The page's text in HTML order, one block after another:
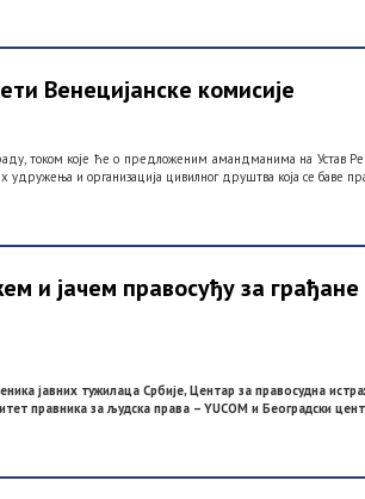
Венецијанске комисије
током које ће о предложеним амандманима на Устав
удружења и организација цивилног друштва која се баве
и јачем правосуђу за
јавних тужилаца Србије, Центар за правосудна
правника за људска права – YUCOM и Београдски